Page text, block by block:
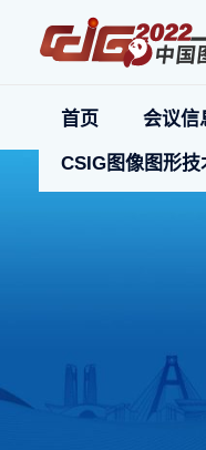
首页 会议信
CSIG图像图形技